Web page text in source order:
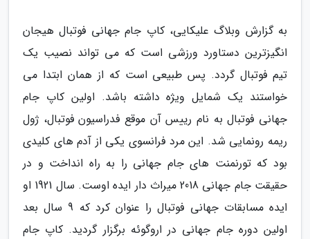
به گزارش وبلاگ علیکایی، کاپ جام جهانی فوتبال هیجان
انگیزترین دستاورد ورزشی است که می تواند نصیب یک
تیم فوتبال گردد. پس طبیعی است که از همان ابتدا می
خواستند یک شمایل ویژه داشته باشد. اولین کاپ جام
جهانی فوتبال به نام رییس آن موقع فدراسیون فوتبال، ژول
ریمه رونمایی شد. این مرد فرانسوی یکی از آدم های کلیدی
بود که تورنمنت های جام جهانی را به راه انداخت و در
حقیقت جام جهانی 2018 میراث دار ایده اوست. سال 1921 او
ایده مسابقات جهانی فوتبال را عنوان کرد که 9 سال بعد
اولین دوره جام جهانی در اروگوئه برگزار گردید. کاپ جام